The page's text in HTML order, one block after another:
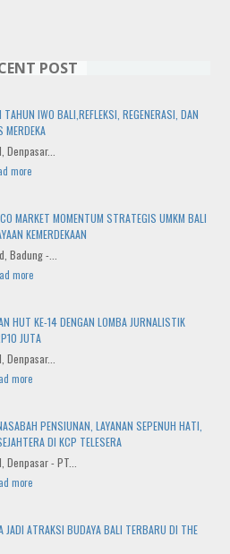
POST
IWO BALI,REFLEKSI, REGENERASI, DAN
MERDEKA
more
MARKET MOMENTUM STRATEGIS UMKM BALI
KEMERDEKAAN
Badung -...
more
HUT KE-14 DENGAN LOMBA JURNALISTIK
JUTA
more
PENSIUNAN, LAYANAN SEPENUH HATI,
DI KCP TELESERA
- PT...
more
JADI ATRAKSI BUDAYA BALI TERBARU DI THE